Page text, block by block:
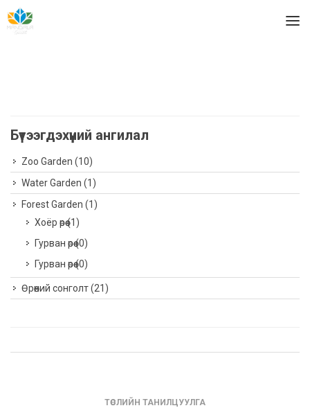
Бүтээгдэхүүний ангилал
Zoo Garden (10)
Water Garden (1)
Forest Garden (1)
Хоёр өрөө(1)
Гурван өрөө(0)
Гурван өрөө(0)
Өрөөний сонголт(21)
ТӨСЛИЙН ТАНИЛЦУУЛГА